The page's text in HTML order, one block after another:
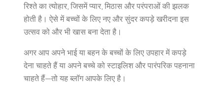
रिश्ते का त्योहार, जिसमें प्यार, मिठास और परंपराओं की झलक
होती है। ऐसे में बच्चों के लिए नए और सुंदर कपड़े खरीदना इस
उत्सव को और भी खास बना देता है।
अगर आप अपने भाई या बहन के बच्चों के लिए उपहार में कपड़े
देना चाहते हैं या अपने बच्चे को स्टाइलिश और पारंपरिक पहनाना
चाहते हैं—तो यह ब्लॉग आपके लिए है।